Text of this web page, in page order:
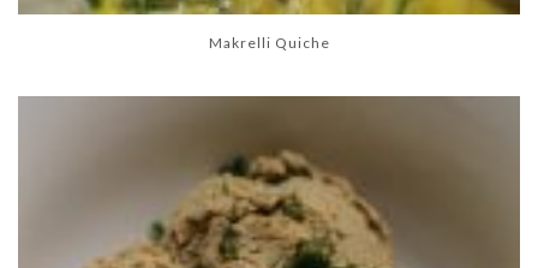
Makrelli Quiche